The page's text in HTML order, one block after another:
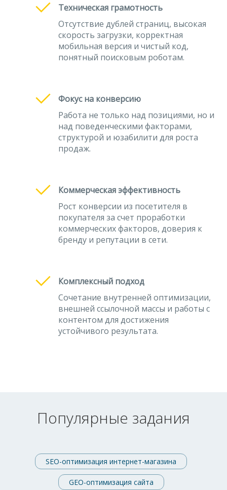
Техническая грамотность
Отсутствие дублей страниц, высокая
скорость загрузки, корректная
мобильная версия и чистый код,
понятный поисковым роботам.
Фокус на конверсию
Работа не только над позициями, но и
над поведенческими факторами,
структурой и юзабилити для роста
продаж.
Коммерческая эффективность
Рост конверсии из посетителя в
покупателя за счет проработки
коммерческих факторов, доверия к
бренду и репутации в сети.
Комплексный подход
Сочетание внутренней оптимизации,
внешней ссылочной массы и работы с
контентом для достижения
устойчивого результата.
Популярные задания
SEO-оптимизация интернет-магазина
GEO-оптимизация сайта